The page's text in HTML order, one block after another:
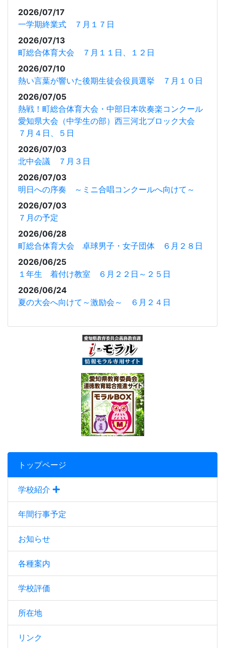
トップページ
学校紹介
年間行事予定
お知らせ
各種案内
学校評価
所在地
リンク
2026/07/17
一学期終業式 ７月１７日
2026/07/13
町総合体育大会 ７月１１日、１２日
2026/07/10
熱い言葉が響いた後期生徒会役員選挙 ７月１０日
2026/07/05
熱戦！町総合体育大会・中部日本吹奏楽コンクール
愛知県大会（中学生の部）西三河北ブロック大会
７月４日、５日
2026/07/03
北中会議 ７月３日
2026/07/03
明日への序奏 ～ミニ合唱コンクールへ向けて～
2026/07/03
７月の予定
2026/06/28
町総合体育大会 卓球男子・女子団体 ６月２８日
2026/06/25
１年生 着付け教室 ６月２２日～２５日
2026/06/24
夏の大会へ向けて～激励会～ ６月２４日